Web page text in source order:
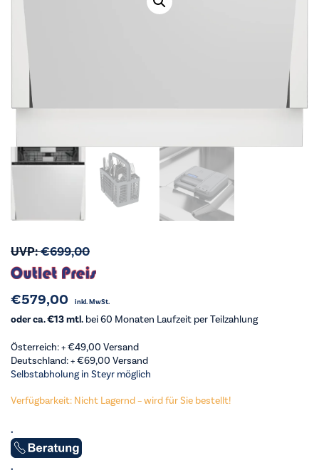
UVP:€699,00
€579,00 inkl. MwSt.
oder ca. €13 mtl. bei 60 Monaten Laufzeit per Teilzahlung
Österreich: +€49,00 Versand
Deutschland: +€69,00 Versand
Selbstabholung in Steyr möglich
Verfügbarkeit: Nicht Lagernd – wird für Sie bestellt!
.
.